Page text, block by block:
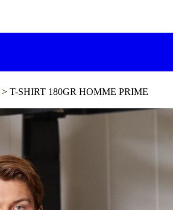
> T-SHIRT 180GR HOMME PRIME